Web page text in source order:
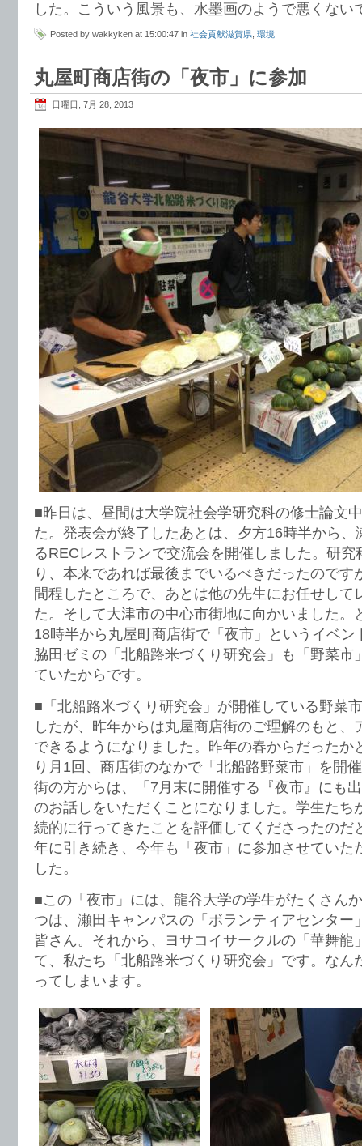
した。こういう風景も、水墨画のようで悪くない
Posted by wakkyken at 15:00:47 in 社会貢献滋賀県 環境
丸屋町商店街の「夜市」に参加
日曜日, 7月 28, 2013
■昨日は、昼間は大学院社会学研究科の修士論文
た。発表会が終了したあとは、夕方16時半から、
るRECレストランで交流会を開催しました。研究
り、本来であれば最後までいるべきだったのです
間程したところで、あとは他の先生にお任せして
た。そして大津市の中心市街地に向かいました。
18時半から丸屋町商店街で「夜市」というイベン
脇田ゼミの「北船路米づくり研究会」も「野菜市
ていたからです。
■「北船路米づくり研究会」が開催している野菜
したが、昨年からは丸屋商店街のご理解のもと、
できるようになりました。昨年の春からだったか
り月1回、商店街のなかで「北船路野菜市」を開
街の方からは、「7月末に開催する『夜市』にも
のお話しをいただくことになりました。学生たち
続的に行ってきたことを評価してくださったのだ
年に引き続き、今年も「夜市」に参加させていた
した。
■この「夜市」には、龍谷大学の学生がたくさん
つは、瀬田キャンパスの「ボランティアセンター
皆さん。それから、ヨサコイサークルの「華舞龍
て、私たち「北船路米づくり研究会」です。な
ってしまいます。